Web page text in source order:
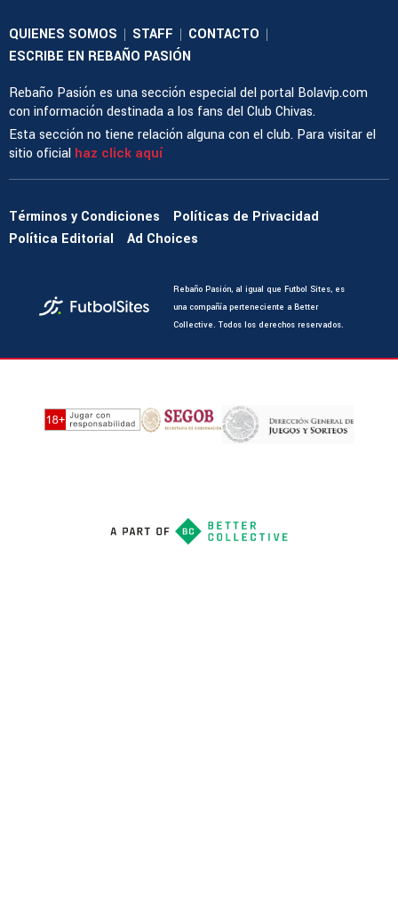
QUIENES SOMOS | STAFF | CONTACTO |
ESCRIBE EN REBAÑO PASIÓN
Rebaño Pasión es una sección especial del portal Bolavip.com
con información destinada a los fans del Club Chivas.
Esta sección no tiene relación alguna con el club. Para visitar el
sitio oficial haz click aquí
Términos y Condiciones
Políticas de Privacidad
Política Editorial
Ad Choices
Rebaño Pasión, al igual que Futbol Sites, es
una compañía perteneciente a Better
Collective. Todos los derechos reservados.